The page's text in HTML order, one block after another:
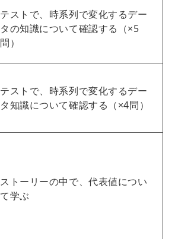
テストで、時系列で変化するデー
タの知識について確認する（×5
問）
テストで、時系列で変化するデー
タ知識について確認する（×4問）
ストーリーの中で、代表値につい
て学ぶ